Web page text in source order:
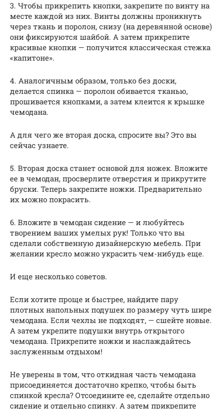
3. Чтобы прикрепить кнопки, закрепите по винту на
месте каждой из них. Винты должны проникнуть
через ткань и поролон, снизу (на деревянной основе)
они фиксируются шайбой. А затем прикрепите
красивые кнопки — получится классическая стежка
«капитоне».
4. Аналогичным образом, только без доски,
делается спинка — поролон обивается тканью,
прошивается кнопками, а затем клеится к крышке
чемодана.
А для чего же вторая доска, спросите вы? Это вы
сейчас узнаете.
5. Вторая доска станет основой для ножек. Вложите
ее в чемодан, просверлите отверстия и прикрутите
бруски. Теперь закрепите ножки. Предварительно
их можно покрасить.
6. Вложите в чемодан сидение — и любуйтесь
творением ваших умелых рук! Только что вы
сделали собственную дизайнерскую мебель. При
желании кресло можно украсить чем-нибудь еще.
И еще несколько советов.
Если хотите проще и быстрее, найдите пару
плотных напольных подушек по размеру чуть шире
чемодана. Если чехлы не подходят, — сшейте новые.
А затем укрепите подушки внутрь открытого
чемодана. Прикрепите ножки и наслаждайтесь
заслуженным отдыхом!
Не уверены в том, что откидная часть чемодана
присоединяется достаточно крепко, чтобы быть
спинкой кресла? Отсоедините ее, сделайте отдельно
сидение и отдельно спинку. А затем прикрепите